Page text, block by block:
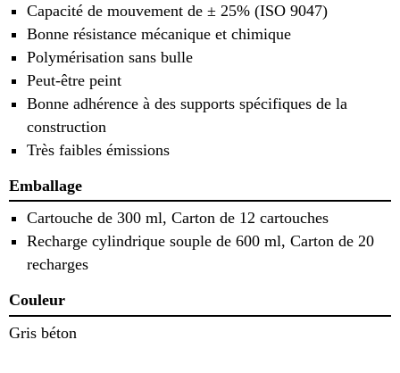
Capacité de mouvement de ± 25% (ISO 9047)
Bonne résistance mécanique et chimique
Polymérisation sans bulle
Peut-être peint
Bonne adhérence à des supports spécifiques de la
construction
Très faibles émissions
Emballage
Cartouche de 300 ml, Carton de 12 cartouches
Recharge cylindrique souple de 600 ml, Carton de 20
recharges
Couleur
Gris béton